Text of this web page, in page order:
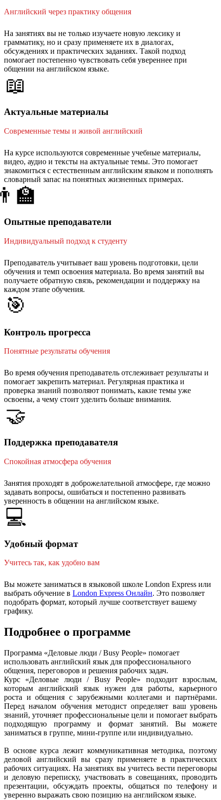
Английский через практику общения
На занятиях вы не только изучаете новую лексику и
грамматику, но и сразу применяете их в диалогах,
обсуждениях и практических заданиях. Такой подход
помогает постепенно чувствовать себя увереннее при
общении на английском языке.
📖
Актуальные материалы
Современные темы и живой английский
На курсе используются современные учебные материалы,
видео, аудио и тексты на актуальные темы. Это помогает
знакомиться с естественным английским языком и пополнять
словарный запас на понятных жизненных примерах.
Опытные преподаватели
Индивидуальный подход к студенту
Преподаватель учитывает ваш уровень подготовки, цели
обучения и темп освоения материала. Во время занятий вы
получаете обратную связь, рекомендации и поддержку на
каждом этапе обучения.
🎯
Контроль прогресса
Понятные результаты обучения
Во время обучения преподаватель отслеживает результаты и
помогает закрепить материал. Регулярная практика и
проверка знаний позволяют понимать, какие темы уже
освоены, а чему стоит уделить больше внимания.
🤝
Поддержка преподавателя
Спокойная атмосфера обучения
Занятия проходят в доброжелательной атмосфере, где можно
задавать вопросы, ошибаться и постепенно развивать
уверенность в общении на английском языке.
💻
Удобный формат
Учитесь так, как удобно вам
Вы можете заниматься в языковой школе London Express или
выбрать обучение в London Express Онлайн. Это позволяет
подобрать формат, который лучше соответствует вашему
графику.
Подробнее о программе
Программа «Деловые люди / Busy People» помогает
использовать английский язык для профессионального
общения, переговоров и решения рабочих задач.
Курс «Деловые люди / Busy People» подходит взрослым,
которым английский язык нужен для работы, карьерного
роста и общения с зарубежными коллегами и партнёрами.
Перед началом обучения методист определяет ваш уровень
знаний, уточняет профессиональные цели и помогает выбрать
подходящую программу и формат занятий. Вы можете
заниматься в группе, мини-группе или индивидуально.
В основе курса лежит коммуникативная методика, поэтому
деловой английский вы сразу применяете в практических
рабочих ситуациях. На занятиях вы учитесь вести переговоры
и деловую переписку, участвовать в совещаниях, проводить
презентации, обсуждать проекты, общаться по телефону и
уверенно выражать свою позицию на английском языке.